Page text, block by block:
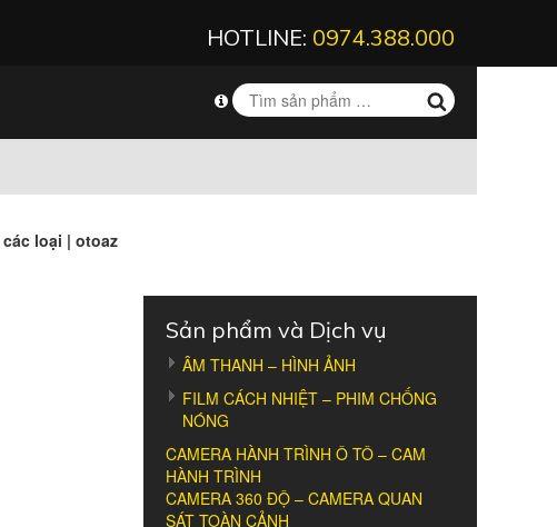
HOTLINE: 0974.388.000
loại | otoaz
Sản phẩm và Dịch vụ
ÂM THANH – HÌNH ẢNH
FILM CÁCH NHIỆT – PHIM CHỐNG
NÓNG
CAMERA HÀNH TRÌNH Ô TÔ – CAM
HÀNH TRÌNH
CAMERA 360 ĐỘ – CAMERA QUAN
SÁT TOÀN CẢNH